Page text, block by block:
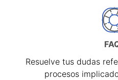
Resuelve tus dudas
procesos